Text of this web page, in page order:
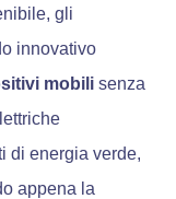
gli
innovativo
mobili senza
di energia verde,
appena la